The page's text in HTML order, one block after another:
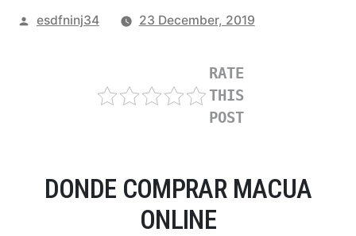
Posted
esdfninj34 23 December, 2019
RATE
THIS
POST
DONDE COMPRAR MACUA
ONLINE